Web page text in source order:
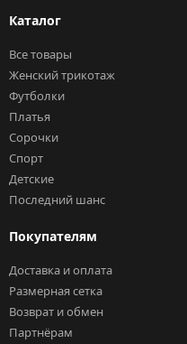
Каталог
Все товары
Женский трикотаж
Футболки
Платья
Сорочки
Спорт
Детские
Последний шанс
Покупателям
Доставка и оплата
Размерная сетка
Возврат и обмен
Партнёрам